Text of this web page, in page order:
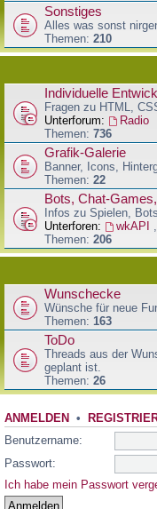
Sonstiges
Alles was sonst
Themen: 210
Individuelle
Fragen zu HTML,
Unterforum:
Radio
Themen: 736
Grafik-Galerie
Banner, Icons,
Themen: 22
Bots, Chat-
Infos zu Spielen,
Unterforen:
wkAPI ,
Themen: 206
Wunschecke
Wünsche für neue
Themen: 163
ToDo
Threads aus der
geplant ist.
Themen: 26
ANMELDEN •
Benutzername:
Passwort:
Ich habe mein Passwort